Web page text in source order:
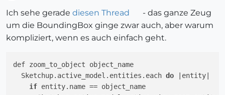
Ich sehe gerade diesen Thread
- das ganze Zeug
um die BoundingBox ginge zwar auch, aber warum
kompliziert, wenn es auch einfach geht.
def zoom_to_object object_name
  Sketchup.active_model.entities.each
do
|entity|
if entity.name == object_name